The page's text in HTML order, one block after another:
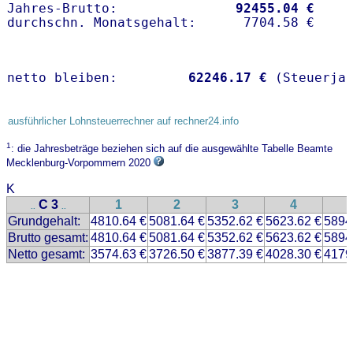
Jahres-Brutto: 92455.04 €
netto bleiben: 62246.17 €
ausführlicher Lohnsteuerrechner auf rechner24.info
1: die Jahresbeträge beziehen sich auf die ausgewählte Tabelle Beamte
Mecklenburg-Vorpommern 2020
K
.. C 3 .. 1 2 3 4
Grundgehalt:
4810.64 €5081.64 €5352.62 €5623.62 €
Brutto gesamt: 4810.64 €5081.64 €5352.62 €5623.62 €
Netto gesamt: 3574.63 €3726.50 €3877.39 €4028.30 €